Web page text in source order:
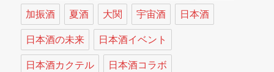
加振酒 夏酒 大関 宇宙酒 日本酒
日本酒の未来 日本酒イベント
日本酒カクテル 日本酒コラボ